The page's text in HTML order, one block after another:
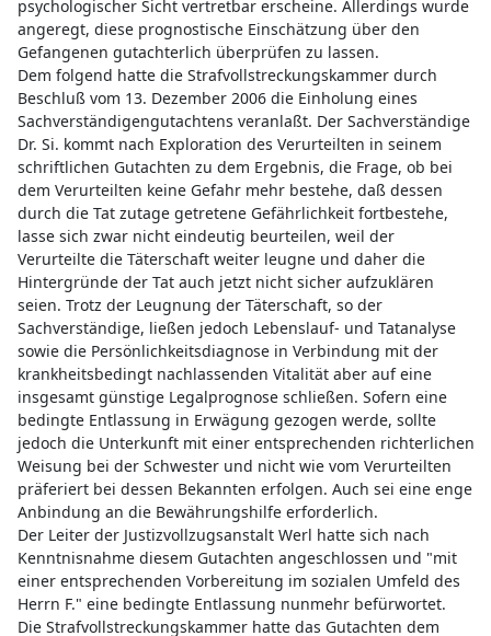
psychologischer Sicht vertretbar erscheine. Allerdings wurde
angeregt, diese prognostische Einschätzung über den
Gefangenen gutachterlich überprüfen zu lassen.
Dem folgend hatte die Strafvollstreckungskammer durch
Beschluß vom 13. Dezember 2006 die Einholung eines
Sachverständigengutachtens veranlaßt. Der Sachverständige
Dr. Si. kommt nach Exploration des Verurteilten in seinem
schriftlichen Gutachten zu dem Ergebnis, die Frage, ob bei
dem Verurteilten keine Gefahr mehr bestehe, daß dessen
durch die Tat zutage getretene Gefährlichkeit fortbestehe,
lasse sich zwar nicht eindeutig beurteilen, weil der
Verurteilte die Täterschaft weiter leugne und daher die
Hintergründe der Tat auch jetzt nicht sicher aufzuklären
seien. Trotz der Leugnung der Täterschaft, so der
Sachverständige, ließen jedoch Lebenslauf- und Tatanalyse
sowie die Persönlichkeitsdiagnose in Verbindung mit der
krankheitsbedingt nachlassenden Vitalität aber auf eine
insgesamt günstige Legalprognose schließen. Sofern eine
bedingte Entlassung in Erwägung gezogen werde, sollte
jedoch die Unterkunft mit einer entsprechenden richterlichen
Weisung bei der Schwester und nicht wie vom Verurteilten
präferiert bei dessen Bekannten erfolgen. Auch sei eine enge
Anbindung an die Bewährungshilfe erforderlich.
Der Leiter der Justizvollzugsanstalt Werl hatte sich nach
Kenntnisnahme diesem Gutachten angeschlossen und "mit
einer entsprechenden Vorbereitung im sozialen Umfeld des
Herrn F." eine bedingte Entlassung nunmehr befürwortet.
Die Strafvollstreckungskammer hatte das Gutachten dem